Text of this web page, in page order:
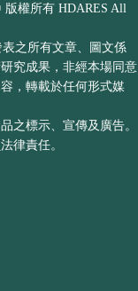
權所有 HDARES All
之所有文章、圖文係
究成果，非經本場同意
，轉載於任何形式媒
之標示、宣傳及廣告。
律責任。